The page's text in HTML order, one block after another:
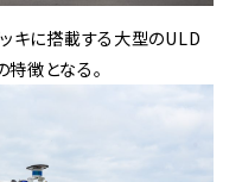
ッキに搭載する大型のULD
徴となる。